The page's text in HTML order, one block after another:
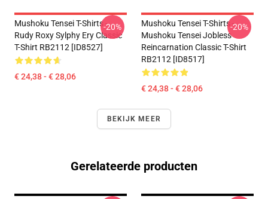
Mushoku Tensei T-Shirts -
Rudy Roxy Sylphy Ery Classic
T-Shirt RB2112 [ID8527]
€ 24,38 - € 28,06
-20%
Mushoku Tensei T-Shirts -
Mushoku Tensei Jobless
Reincarnation Classic T-Shirt
RB2112 [ID8517]
€ 24,38 - € 28,06
-20%
BEKIJK MEER
Gerelateerde producten